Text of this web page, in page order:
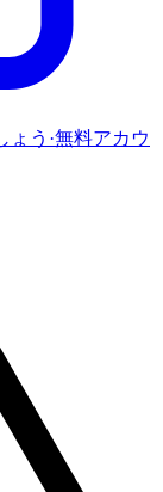
ょう ·無料アカウ